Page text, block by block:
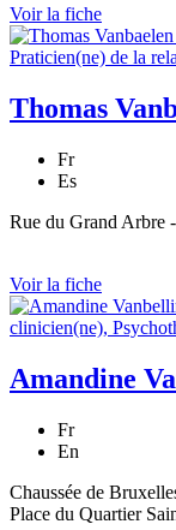
Voir la fiche
Thomas
Fr
Es
Rue du Grand Arbre
Voir la fiche
Amandine
Fr
En
Chaussée de
Place du Quartier